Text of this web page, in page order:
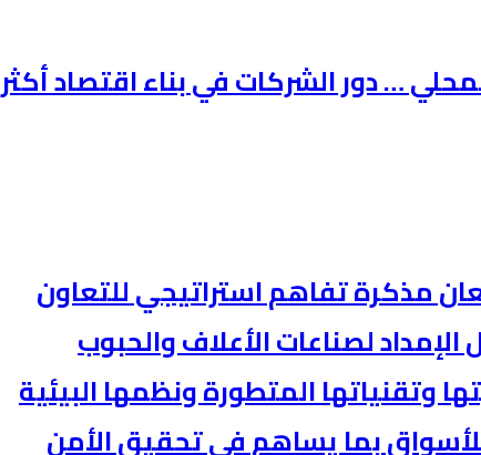
… دور الشركات في بناء اقتصاد أكثر
مذكرة تفاهم استراتيجي للتعاون
لصناعات الأعلاف والحبوب
وتقنياتها المتطورة ونظمها البيئية
بما يساهم في تحقيق الأمن